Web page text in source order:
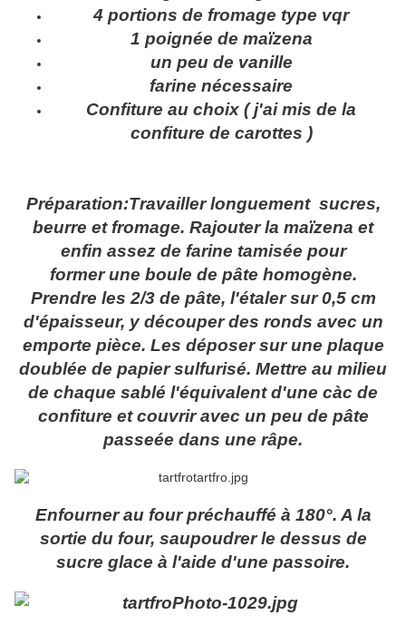
4 portions de fromage type vqr
1 poignée de maïzena
un peu de vanille
farine nécessaire
Confiture au choix ( j'ai mis de la
confiture de carottes )
Préparation:Travailler longuement sucres,
beurre et fromage. Rajouter la maïzena et
enfin assez de farine tamisée pour
former une boule de pâte homogène.
Prendre les 2/3 de pâte, l'étaler sur 0,5 cm
d'épaisseur, y découper des ronds avec un
emporte pièce. Les déposer sur une plaque
doublée de papier sulfurisé. Mettre au milieu
de chaque sablé l'équivalent d'une càc de
confiture et couvrir avec un peu de pâte
passeée dans une râpe.
Enfourner au four préchauffé à 180°. A la
sortie du four, saupoudrer le dessus de
sucre glace à l'aide d'une passoire.